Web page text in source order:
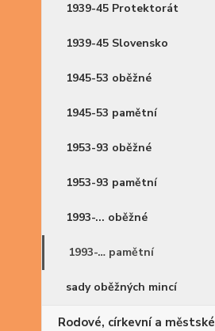
1939-45 Protektorát
1939-45 Slovensko
1945-53 oběžné
1945-53 pamětní
1953-93 oběžné
1953-93 pamětní
1993-... oběžné
1993-… pamětní
sady oběžných mincí
Rodové, církevní a městské